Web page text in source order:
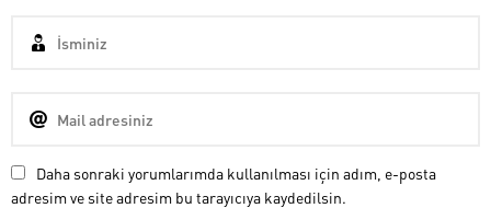
Daha sonraki yorumlarımda kullanılması için adım, e-posta
adresim ve site adresim bu tarayıcıya kaydedilsin.